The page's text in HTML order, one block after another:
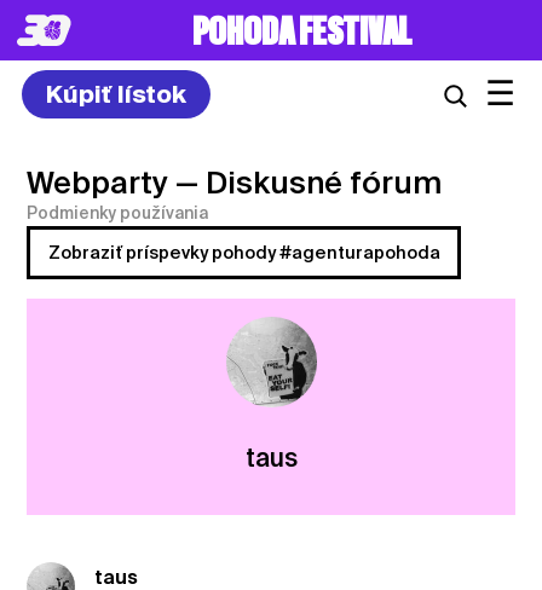
POHODA FESTIVAL
Kúpiť lístok ☰
Webparty — Diskusné fórum
Podmienky používania
Zobraziť príspevky pohody #agenturapohoda
taus
taus